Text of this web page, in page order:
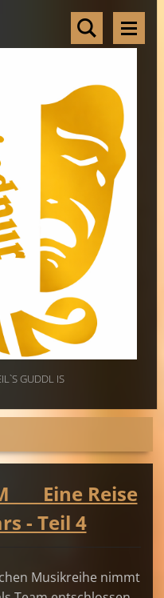
GUDDL IS
Eine Reise
- Teil 4
Musikreihe nimmt